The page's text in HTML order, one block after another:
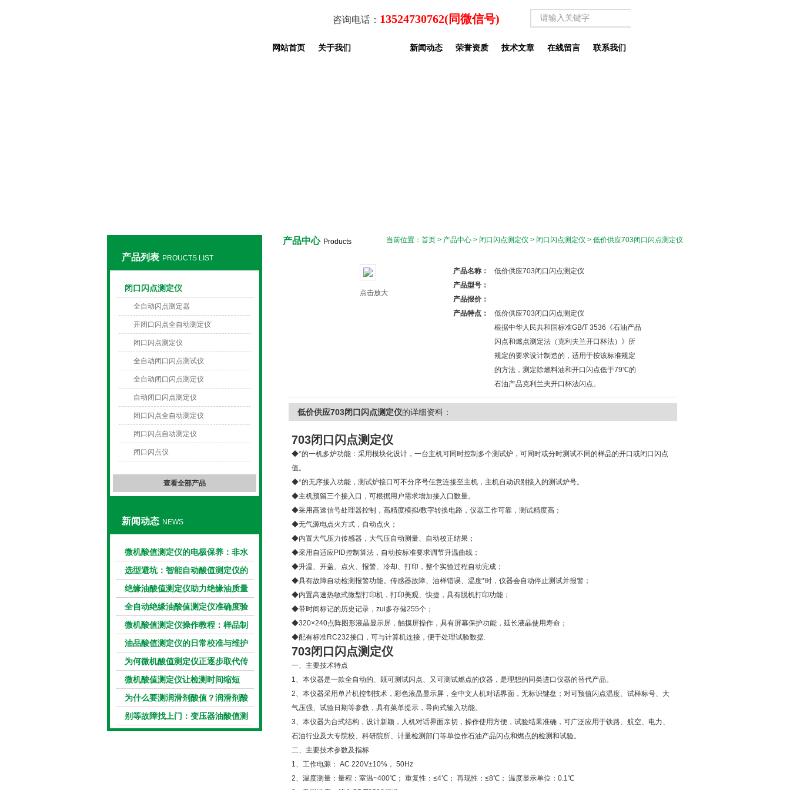
上海旺徐电气有限公司
咨询电话： 13524730762(同微信号)
网站首页 关于我们 新闻动态 荣誉资质 技术文章 在线留言 联系我们
产品列表 PROUCTS LIST
闭口闪点测定仪
全自动闪点测定器
开闭口闪点全自动测定仪
闭口闪点测定仪
全自动闭口闪点测试仪
全自动闭口闪点测定仪
自动闭口闪点测定仪
闭口闪点全自动测定仪
闭口闪点自动测定仪
闭口闪点仪
查看全部产品
新闻动态 NEWS
微机酸值测定仪的电极保养：非水
电极的清洗与活化方法
选型避坑：智能自动酸值测定仪的
加热功率与萃取时间关系
绝缘油酸值测定仪助力绝缘油质量
把控，降低设备故障
全自动绝缘油酸值测定仪准确度验
证：标准物质标定步骤
微机酸值测定仪操作教程：样品制
备、参数设置与结果解读
油品酸值测定仪的日常校准与维护
流程
为何微机酸值测定仪正逐步取代传
统手动滴定法？
微机酸值测定仪让检测时间缩短
50%
为什么要测润滑剂酸值？润滑剂酸
值测定法告诉你答案
别等故障找上门：变压器油酸值测
试仪的预警功能
产品中心 Products 当前位置： 首页 > 产品中心 > 闭口闪点测定仪 > 闭口闪点测定仪 > 低价供应703闭口闪点测定仪
点击放大
产品名称：
低价供应703闭口闪点测定仪
产品型号：
产品报价：
产品特点：
低价供应703闭口闪点测定仪
根据中华人民共和国标准GB/T 3536《石油产品
闪点和燃点测定法（克利夫兰开口杯法）》所
规定的要求设计制造的，适用于按该标准规定
的方法，测定除燃料油和开口闪点低于79℃的
石油产品克利兰夫开口杯法闪点。
低价供应703闭口闪点测定仪的详细资料：
703闭口闪点测定仪
◆*的一机多炉功能：采用模块化设计，一台主机可同时控制多个测试炉，可同时或分时测试不同的样品的开口或闭口闪点
值。
◆*的无序接入功能，测试炉接口可不分序号任意连接至主机，主机自动识别接入的测试炉号。
◆主机预留三个接入口，可根据用户需求增加接入口数量。
◆采用高速信号处理器控制，高精度模拟/数字转换电路，仪器工作可靠，测试精度高；
◆无气源电点火方式，自动点火；
◆内置大气压力传感器，大气压自动测量、自动校正结果；
◆采用自适应PID控制算法，自动按标准要求调节升温曲线；
◆升温、开盖、点火、报警、冷却、打印，整个实验过程自动完成；
◆具有故障自动检测报警功能。传感器故障、油样错误、温度*时，仪器会自动停止测试并报警；
◆内置高速热敏式微型打印机，打印美观、快捷，具有脱机打印功能；
◆带时间标记的历史记录，zui多存储255个；
◆320×240点阵图形液晶显示屏，触摸屏操作，具有屏幕保护功能，延长液晶使用寿命；
◆配有标准RC232接口，可与计算机连接，便于处理试验数据.
703闭口闪点测定仪
一、主要技术特点
1、本仪器是一款全自动的、既可测试闪点、又可测试燃点的仪器，是理想的同类进口仪器的替代产品。
2、本仪器采用单片机控制技术，彩色液晶显示屏，全中文人机对话界面，无标识键盘；对可预值闪点温度、试样标号、大
气压强、试验日期等参数，具有菜单提示，导向式输入功能。
3、本仪器为台式结构，设计新颖，人机对话界面亲切，操作使用方便，试验结果准确，可广泛应用于铁路、航空、电力、
石油行业及大专院校、科研院所、计量检测部门等单位作石油产品闪点和燃点的检测和试验。
二、主要技术参数及指标
1、工作电源： AC 220V±10%， 50Hz
2、温度测量：量程：室温~400℃； 重复性：≤4℃； 再现性：≤8℃； 温度显示单位：0.1℃